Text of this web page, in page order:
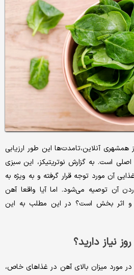
همشهری آنلاین،‌تامدت‌ها این طور ارزیابی
است. به گزارش نوتریتیکز، این سبزی
آن مورد توجه قرار گرفته و به ویژه به
آن توصیه می‌شود. اما آیا واقعا آهن
و اثر بخش است؟ در این مطلب به این
نیاز دارید؟
در مورد میزان بالای آهن در غذاهای خاص،